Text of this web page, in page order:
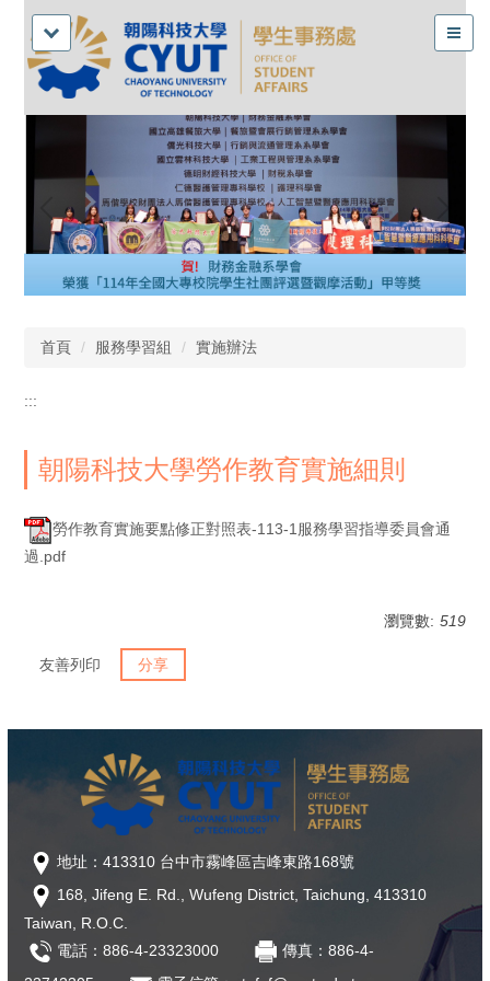
首頁 服務學習組 實施辦法
:::
朝陽科技大學勞作教育實施細則
勞作教育實施要點修正對照表-113-1服務學習指導委員會通
過.pdf
瀏覽數: 519
友善列印 分享
地址：413310 台中市霧峰區吉峰東路168號
168, Jifeng E. Rd., Wufeng District, Taichung, 413310
Taiwan, R.O.C.
電話：886-4-23323000
傳真：886-4-